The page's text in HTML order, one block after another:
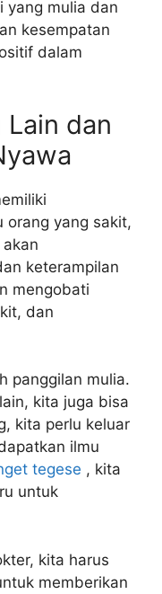
yang mulia dan
kesempatan
dalam
dan
orang yang sakit,
keterampilan
mengobati
dan
panggilan mulia.
kita juga bisa
kita perlu keluar
ilmu
tegese , kita
untuk
kita harus
memberikan